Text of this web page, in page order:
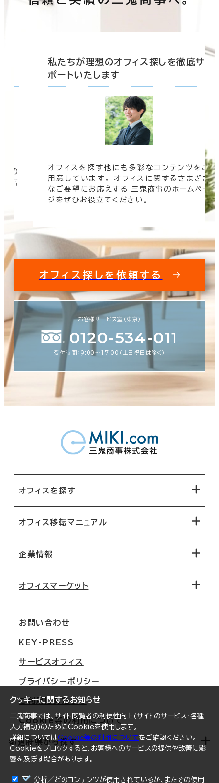
クッキーに関するお知らせ
三鬼商事では、サイト閲覧者の利便性向上(サイトのサービス・各種
入力補助)のためにCookieを使用します。
詳細についてはCookie等の利用についてをご確認ください。
Cookieをブロックすると、お客様へのサービスの提供や改善に影
響を及ぼす場合があります。
分析／どのコンテンツが使用されているか、またその使用
の
豊富
私たちが理想のオフィス探しを徹底サ
ポートいたします
オフィスを探す他にも多彩なコンテンツをご
用意しています。 オフィスに関するさまざま
なご要望にお応えする 三鬼商事のホームペー
ジをぜひお役立てください。
オフィス探しを依頼する
お客様サービス室（東京）
0120-534-011
受付時間：9:00〜17:00（土日祝日は除く）
オフィスを探す
地図から探す
路線・駅から探す
オフィス移転マニュアル
移転コストシミュレーション
移転スケジュール
オフィス移転Q&A
企業情報
オフィスマーケット
大阪
名古屋
札幌
仙台
横浜
福岡
オフィスリポート
ログイン
お問い合わせ
KEY-PRESS
サービスオフィス
プライバシーポリシー
ご利用にあたって
Cookie等の利用について
都道府県から探す